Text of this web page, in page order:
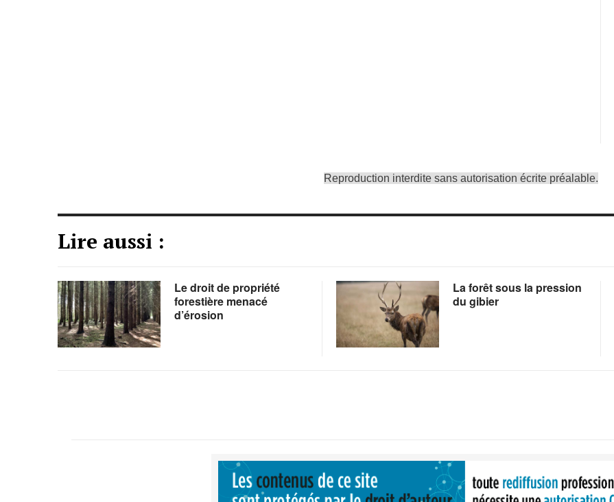
Reproduction interdite sans autorisation écrite préalable.
Lire aussi :
Le droit de propriété
forestière menacé
d’érosion
La forêt sous la pression
du gibier